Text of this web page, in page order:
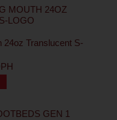
MOUTH 24OZ
LOGO
GEN 1